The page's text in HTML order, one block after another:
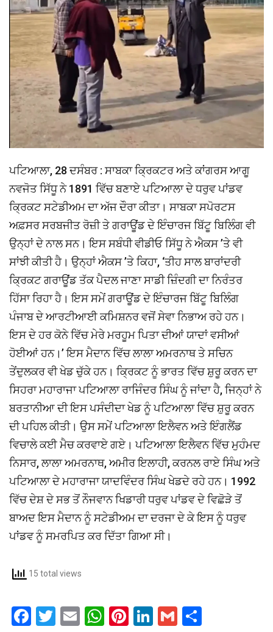
ਪਟਿਆਲਾ, 28 ਦਸੰਬਰ : ਸਾਬਕਾ ਕ੍ਰਿਕਟਰ ਅਤੇ ਕਾਂਗਰਸ ਆਗੂ
ਨਵਜੋਤ ਸਿੱਧੂ ਨੇ 1891 ਵਿੱਚ ਬਣਾਏ ਪਟਿਆਲਾ ਦੇ ਧਰੁਵ ਪਾਂਡਵ
ਕ੍ਰਿਕਟ ਸਟੇਡੀਅਮ ਦਾ ਅੱਜ ਦੌਰਾ ਕੀਤਾ। ਸਾਬਕਾ ਸਪੋਰਟਸ
ਅਫ਼ਸਰ ਸਰਬਜੀਤ ਰੋਜ਼ੀ ਤੇ ਗਰਾਊਂਡ ਦੇ ਇੰਚਾਰਜ ਬਿੱਟੂ ਬਿਲਿੰਗ ਵੀ
ਉਨ੍ਹਾਂ ਦੇ ਨਾਲ ਸਨ। ਇਸ ਸਬੰਧੀ ਵੀਡੀਓ ਸਿੱਧੂ ਨੇ ਐਕਸ ’ਤੇ ਵੀ
ਸਾਂਝੀ ਕੀਤੀ ਹੈ। ਉਨ੍ਹਾਂ ਐਕਸ ’ਤੇ ਕਿਹਾ, ‘ਤੀਹ ਸਾਲ ਬਾਰਾਂਦਰੀ
ਕ੍ਰਿਕਟ ਗਰਾਊਂਡ ਤੱਕ ਪੈਦਲ ਜਾਣਾ ਸਾਡੀ ਜ਼ਿੰਦਗੀ ਦਾ ਨਿਰੰਤਰ
ਹਿੱਸਾ ਰਿਹਾ ਹੈ। ਇਸ ਸਮੇਂ ਗਰਾਊਂਡ ਦੇ ਇੰਚਾਰਜ ਬਿੱਟੂ ਬਿਲਿੰਗ
ਪੰਜਾਬ ਦੇ ਆਰਟੀਆਈ ਕਮਿਸ਼ਨਰ ਵਜੋਂ ਸੇਵਾ ਨਿਭਾਅ ਰਹੇ ਹਨ।
ਇਸ ਦੇ ਹਰ ਕੋਨੇ ਵਿੱਚ ਮੇਰੇ ਮਰਹੂਮ ਪਿਤਾ ਦੀਆਂ ਯਾਦਾਂ ਵਸੀਆਂ
ਹੋਈਆਂ ਹਨ।’ ਇਸ ਮੈਦਾਨ ਵਿੱਚ ਲਾਲਾ ਅਮਰਨਾਥ ਤੇ ਸਚਿਨ
ਤੇਂਦੁਲਕਰ ਵੀ ਖੇਡ ਚੁੱਕੇ ਹਨ। ਕ੍ਰਿਕਟ ਨੂੰ ਭਾਰਤ ਵਿੱਚ ਸ਼ੁਰੂ ਕਰਨ ਦਾ
ਸਿਹਰਾ ਮਹਾਰਾਜਾ ਪਟਿਆਲਾ ਰਾਜਿੰਦਰ ਸਿੰਘ ਨੂੰ ਜਾਂਦਾ ਹੈ, ਜਿਨ੍ਹਾਂ ਨੇ
ਬਰਤਾਨੀਆ ਦੀ ਇਸ ਪਸੰਦੀਦਾ ਖੇਡ ਨੂੰ ਪਟਿਆਲਾ ਵਿੱਚ ਸ਼ੁਰੂ ਕਰਨ
ਦੀ ਪਹਿਲ ਕੀਤੀ। ਉਸ ਸਮੇਂ ਪਟਿਆਲਾ ਇਲੈਵਨ ਅਤੇ ਇੰਗਲੈਂਡ
ਵਿਚਾਲੇ ਕਈ ਮੈਚ ਕਰਵਾਏ ਗਏ। ਪਟਿਆਲਾ ਇਲੈਵਨ ਵਿੱਚ ਮੁਹੰਮਦ
ਨਿਸਾਰ, ਲਾਲਾ ਅਮਰਨਾਥ, ਅਮੀਰ ਇਲਾਹੀ, ਕਰਨਲ ਰਾਏ ਸਿੰਘ ਅਤੇ
ਪਟਿਆਲਾ ਦੇ ਮਹਾਰਾਜਾ ਯਾਦਵਿੰਦਰ ਸਿੰਘ ਖੇਡਦੇ ਰਹੇ ਹਨ। 1992
ਵਿੱਚ ਦੇਸ਼ ਦੇ ਸਭ ਤੋਂ ਨੌਜਵਾਨ ਖਿਡਾਰੀ ਧਰੁਵ ਪਾਂਡਵ ਦੇ ਵਿਛੋੜੇ ਤੋਂ
ਬਾਅਦ ਇਸ ਮੈਦਾਨ ਨੂੰ ਸਟੇਡੀਅਮ ਦਾ ਦਰਜਾ ਦੇ ਕੇ ਇਸ ਨੂੰ ਧਰੁਵ
ਪਾਂਡਵ ਨੂੰ ਸਮਰਪਿਤ ਕਰ ਦਿੱਤਾ ਗਿਆ ਸੀ।
15 total views
F
T
E
W Pi Li
G